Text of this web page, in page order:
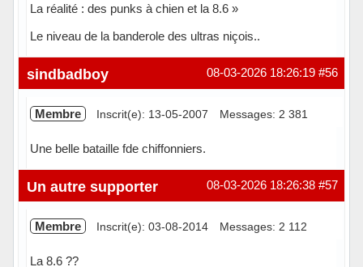
La réalité : des punks à chien et la 8.6 »
Le niveau de la banderole des ultras niçois..
Hors ligne #56
08-03-2026 18:26:19
sindbadboy
Membre Inscrit(e): 13-05-2007 Messages: 2 381
Une belle bataille fde chiffonniers.
Hors ligne #57
08-03-2026 18:26:38
Un autre supporter
Membre Inscrit(e): 03-08-2014 Messages: 2 112
La 8.6 ??